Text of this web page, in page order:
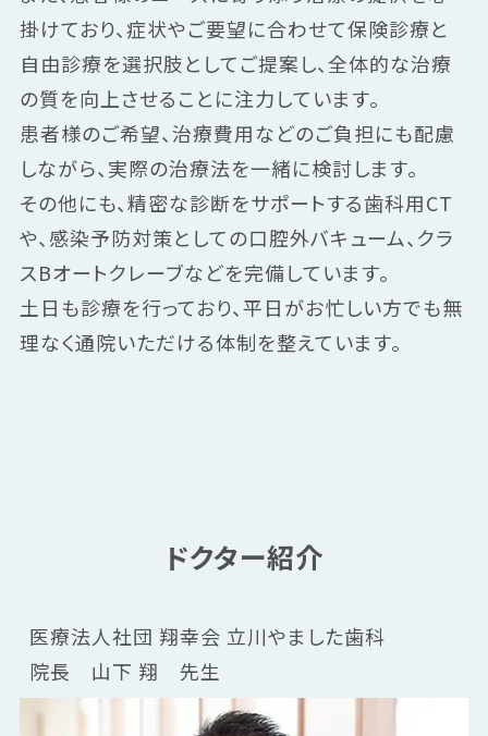
掛けており、症状やご要望に合わせて保険診療と
自由診療を選択肢としてご提案し、全体的な治療
の質を向上させることに注力しています。
患者様のご希望、治療費用などのご負担にも配慮
しながら、実際の治療法を一緒に検討します。
その他にも、精密な診断をサポートする歯科用CT
や、感染予防対策としての口腔外バキューム、クラ
スBオートクレーブなどを完備しています。
土日も診療を行っており、平日がお忙しい方でも無
理なく通院いただける体制を整えています。
ドクター紹介
医療法人社団 翔幸会 立川やました歯科
院長　山下 翔　先生